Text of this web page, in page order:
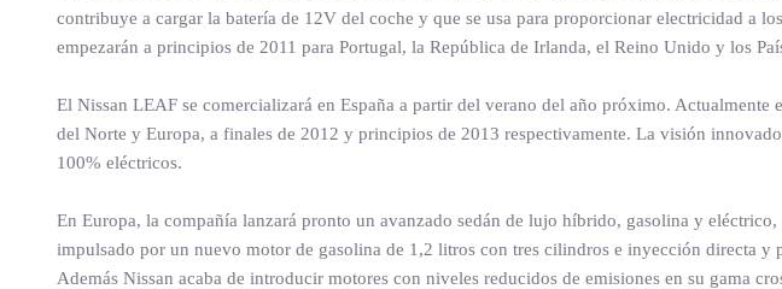
contribuye a cargar la batería de 12V del coche y que se usa para proporcionar electricidad a
empezarán a principios de 2011 para Portugal, la República de Irlanda, el Reino Unido y los
El Nissan LEAF se comercializará en España a partir del verano del año próximo.
del Norte y Europa, a finales de 2012 y principios de 2013 respectivamente. La visión
100% eléctricos.
En Europa, la compañía lanzará pronto un avanzado sedán de lujo híbrido, gasolina y
impulsado por un nuevo motor de gasolina de 1,2 litros con tres cilindros e inyección directa
Además Nissan acaba de introducir motores con niveles reducidos de emisiones en su gama